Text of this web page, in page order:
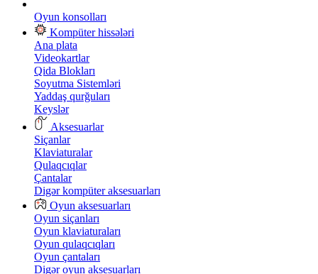
Oyun konsolları
Kompüter hissələri
Ana plata
Videokartlar
Qida Blokları
Soyutma Sistemləri
Yaddaş qurğuları
Keyslər
Aksesuarlar
Siçanlar
Klaviaturalar
Qulaqcıqlar
Çantalar
Digər kompüter aksesuarları
Oyun aksesuarları
Oyun siçanları
Oyun klaviaturaları
Oyun qulaqcıqları
Oyun çantaları
Digər oyun aksesuarları